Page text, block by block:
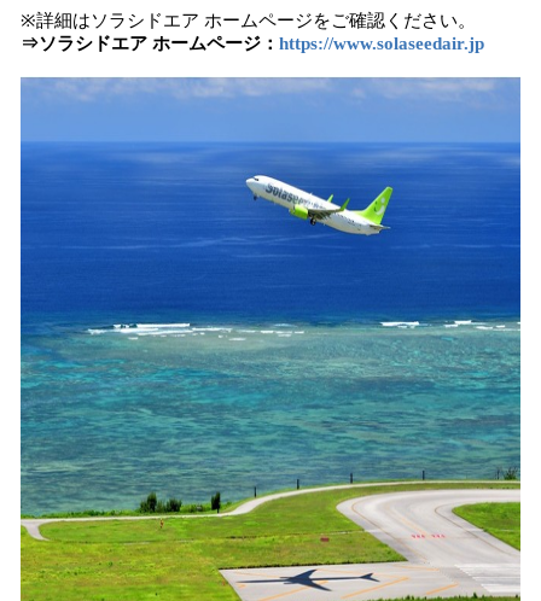
※詳細はソラシドエア ホームページをご確認ください。
⇒ソラシドエア ホームページ： https://www.solaseedair.jp